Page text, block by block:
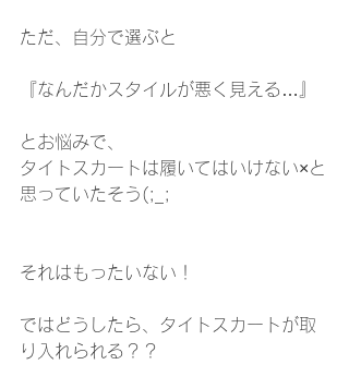
ただ、自分で選ぶと
『なんだかスタイルが悪く見える…』
とお悩みで、
タイトスカートは履いてはいけない×と
思っていたそう(;_;
それはもったいない！
ではどうしたら、タイトスカートが取
り入れられる？？